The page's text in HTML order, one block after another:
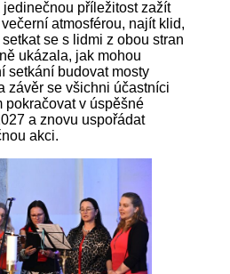
příležitost zažít
atmosférou, najít klid,
se s lidmi z obou stran
ukázala, jak mohou
setkání budovat mosty
závěr se všichni účastníci
pokračovat v úspěšné
a znovu uspořádat
akci.